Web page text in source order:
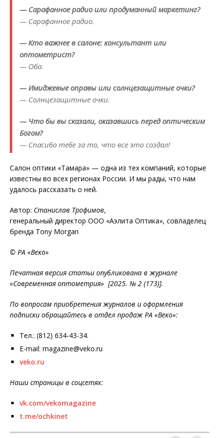
— Сарафанное радио или продуманный маркетинг?
— Сарафанное радио.
— Кто важнее в салоне: консультант или
оптометрист?
— Оба.
— Имиджевые оправы или солнцезащитные очки?
— Солнцезащитные очки.
— Что бы вы сказали, оказавшись перед оптическим
Богом?
— Спасибо тебе за то, что все это создал!
Салон оптики «Тамара» — одна из тех компаний, которые
известны во всех регионах России. И мы рады, что нам
удалось рассказать о ней.
Автор: Станислав Трофимов,
генеральный директор ООО «Аэлита Оптика», совладелец
бренда Tony Morgan
© РА «Веко»
Печатная версия статьи опубликована в журнале
«Современная оптометрия» [2025. № 2 (173)].
По вопросам приобретения журналов и оформления
подписки обращайтесь в отдел продаж РА «Веко»:
Тел.: (812) 634-43-34.
E-mail: magazine@veko.ru
veko.ru
Наши страницы в соцсетях:
vk.com/vekomagazine
t.me/ochkinet